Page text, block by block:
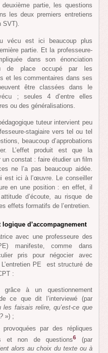
partie, les questions
les deux premiers entretiens
SVT).
vécu est ici beaucoup plus
partie. Et la professeure-
dans son énonciation
de place occupé par les
et les commentaires dans ses
être classées dans le
; seules 4 d’entre elles
ou des généralisations.
tuteur intervient peu
stagiaire vers tel ou tel
beaucoup d’approbations
L’effet produit est que la
constat : faire étudier un film
ne l’a pas beaucoup aidée.
est ici à l’œuvre. Le conseiller
en une position : en effet, il
d’écoute, au risque de
effets formatifs de l’entretien.
d’accompagnement
avec une professeure des
manifeste, comme dans
pris pour négocier avec
PE est structuré de
:
à un questionnement
ce que dit l’interviewé (par
les faisais relire, qu’est-ce que
?») ;
provoquées par des répliques
et non de questions6
(par
alors au choix du texte ou à